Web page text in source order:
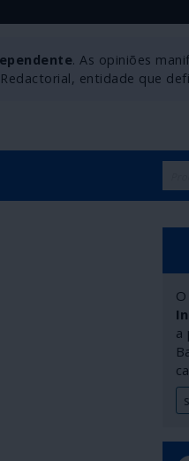
. As opiniões
entidade que
a